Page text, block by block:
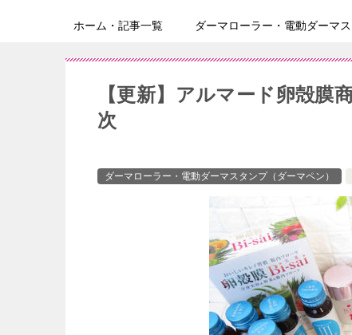
ホーム・記事一覧 ダーマローラー・電動ダーマ
【更新】アルマード卵殻膜
次
ダーマローラー・電動ダーマスタンプ（ダーマペン）